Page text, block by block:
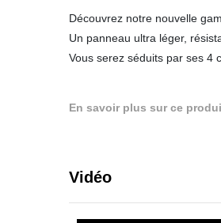
Découvrez notre nouvelle
Un panneau ultra léger,
Vous serez séduits par ses 4
En savoir plus sur ce
Vidéo